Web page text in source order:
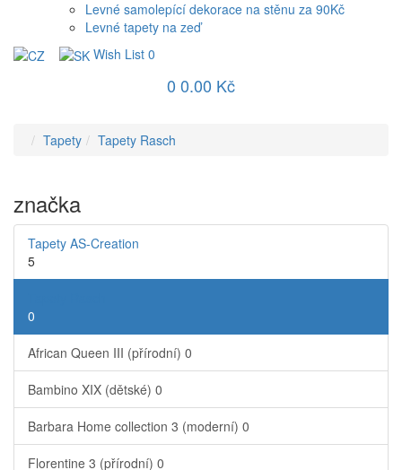
Levné samolepící dekorace na stěnu za 90Kč
Levné tapety na zeď
Wish List 0
0 0.00 Kč
Tapety Tapety Rasch
značka
Tapety AS-Creation
5
0
African Queen III (přírodní) 0
Bambino XIX (dětské) 0
Barbara Home collection 3 (moderní) 0
Florentine 3 (přírodní) 0